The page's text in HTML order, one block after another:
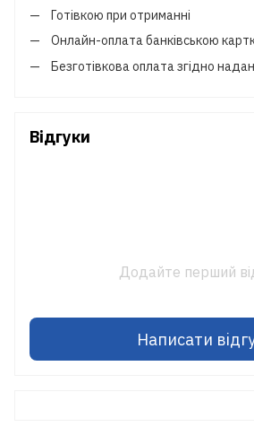
Готівкою при отриманні
Онлайн-оплата банківською
Безготівкова оплата згідно
Відгуки
Додайте перший
Написати